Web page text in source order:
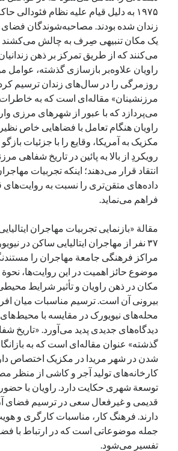
۱۹۷۵ به دلیل قیام علیه نظام فئودالی
زندان شده بودند. مصاحبه‌شوندگان فضای
یک مکان تنبیهی صِرف به چالش می‌کشند
می‌کنند که از طریق تمرکز بر ذهن
راویان علاوه‌بر بازسازی گذشته، عوامل
روزمرگی را در سال‌های زندان ترسیم
مرزنشینان» مقاله‌ای است که به
می‌پردازد که با عبور از شهرهای مرزی
راویان هنگام تعامل با فضاهایی خاص
مکزیک به آمریکا، وقایع را با جزئیات بازگو
رویکردِ از بالا به پائین در تاریخ شفاهی
انتقاد قرار می‌دهند؛ اینکه تجربیات
داده‌های متقن‌تری را نسبت به روایت‌های
فراهم می‌نماید.
مقالة «بازنمایی تجربیات مهاجران
۳۷ نفر از مهاجران ایتالیایی ساکن در
مراکز فرهنگی جامعة مهاجران را
موضوع حائز اهمیت در این روایت‌ها،
مکان در ذهن راویان و تأثیر شرایط
بیرونی آن است. ترسیم مناسبات میان
محله‌های نیویورک در مقایسه با محیط‌های
دیدگاه‌های جدیدی پدید می‌آورد. «تاریخ
گذشته» عنوان مقاله‌ای است که به
شدن در شهر مریدا در مکزیک اختصاص
کارخانه‌های تولید آجر و کاشی از منظر
توسعة شهری حکایت دارد. راویان با
قدیمی و غیرفعال سعی در ترسیم فضای
دارند. فرهنگ کار، مناسبات کارگری و
جمله موضوعاتی است که در ارتباط با
تفسیر می‌شود.